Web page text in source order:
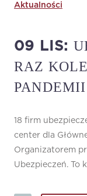
Aktualności
09 LIS:
RAZ
PANDEMII
18 firm
center dla
Organizatorem
Ubezpieczeń. To